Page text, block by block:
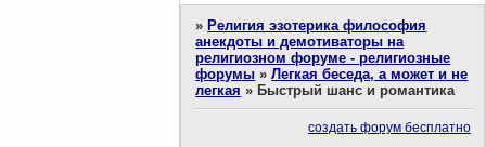
» Религия эзотерика философия
анекдоты и демотиваторы на
религиозном форуме - религиозные
форумы »Легкая беседа, а может и не
легкая » Быстрый шанс и романтика
создать форум бесплатно